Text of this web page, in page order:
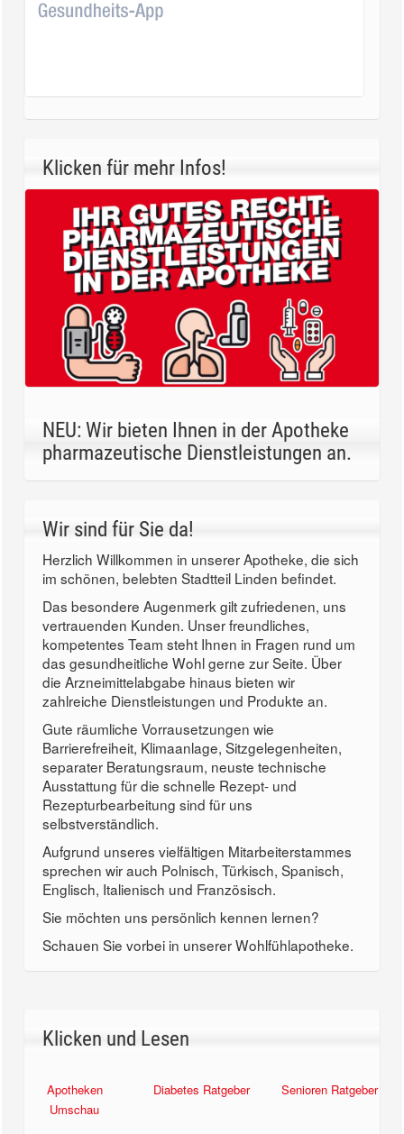
Klicken für mehr Infos!
NEU: Wir bieten Ihnen in der Apotheke
pharmazeutische Dienstleistungen an.
Wir sind für Sie da!
Herzlich Willkommen in unserer Apotheke, die sich
im schönen, belebten Stadtteil Linden befindet.
Das besondere Augenmerk gilt zufriedenen, uns
vertrauenden Kunden. Unser freundliches,
kompetentes Team steht Ihnen in Fragen rund um
das gesundheitliche Wohl gerne zur Seite. Über
die Arzneimittelabgabe hinaus bieten wir
zahlreiche Dienstleistungen und Produkte an.
Gute räumliche Vorrausetzungen wie
Barrierefreiheit, Klimaanlage, Sitzgelegenheiten,
separater Beratungsraum, neuste technische
Ausstattung für die schnelle Rezept- und
Rezepturbearbeitung sind für uns
selbstverständlich.
Aufgrund unseres vielfältigen Mitarbeiterstammes
sprechen wir auch Polnisch, Türkisch, Spanisch,
Englisch, Italienisch und Französisch.
Sie möchten uns persönlich kennen lernen?
Schauen Sie vorbei in unserer Wohlfühlapotheke.
Klicken und Lesen
Apotheken
Umschau
Diabetes Ratgeber Senioren Ratgeber